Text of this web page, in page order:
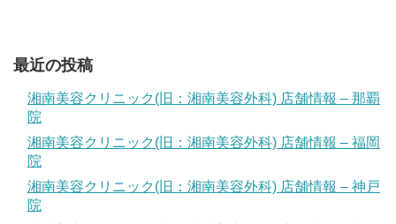
最近の投稿
湘南美容クリニック(旧：湘南美容外科) 店舗情報 – 那覇
院
湘南美容クリニック(旧：湘南美容外科) 店舗情報 – 福岡
院
湘南美容クリニック(旧：湘南美容外科) 店舗情報 – 神戸
院